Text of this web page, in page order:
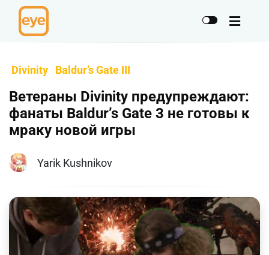
Divinity Baldur’s Gate III
Ветераны Divinity предупреждают:
фанаты Baldur’s Gate 3 не готовы к
мраку новой игры
Yarik Kushnikov